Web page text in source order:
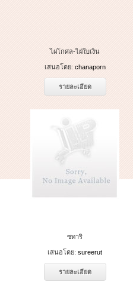
ไผ่โกศล-ไผ่ใบเงิน
เสนอโดย: chanaporn
รายละเอียด
ซทาริ
เสนอโดย: sureerut
รายละเอียด